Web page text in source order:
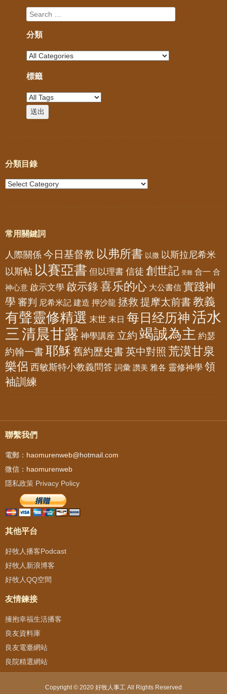
分類
標籤
分類目錄
常用關鍵詞
人際關係 今日基督教 以弗所書 以撒 以斯拉尼希米
以斯帖 以賽亞書 但以理書 信徒 創世記 受難 合一 合
神心意 啟示文學 啟示錄喜乐的心 大公書信 實踐神
學 審判 尼希米記 建造 押沙龍 拯救 提摩太前書 教義
有聲靈修精選 末世 末日 每日经历神活水
三 清晨甘露 神學講座 立約 竭誠為主 約瑟
約翰一書耶穌 舊約歷史書 英中對照 荒漠甘泉
樂侶 西敏斯特小教義問答 詞彙 讚美 雅各 靈修神學 領
袖訓練
聯繫我們
電郵：haomurenweb@hotmail.com
微信：haomurenweb
隱私政策 Privacy Policy
其他平台
好牧人播客Podcast
好牧人新浪博客
好牧人QQ空間
友情鍊接
擁抱幸福生活播客
良友資料庫
良友電臺網站
良院精選網站
Copyright © 2020 好牧人事工 All Rights Reserved